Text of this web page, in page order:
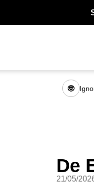
🤓
De
21/05/